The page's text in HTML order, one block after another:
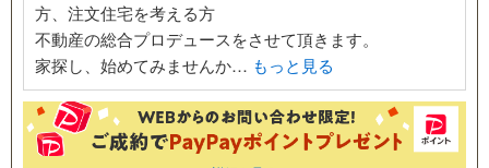
方、注文住宅を考える方
不動産の総合プロデュースをさせて頂きます。
家探し、始めてみませんか… もっと見る